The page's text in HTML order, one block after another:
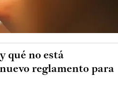
qué no está
reglamento para